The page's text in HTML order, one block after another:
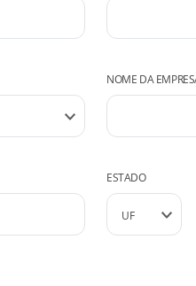
NOME DA
ESTADO